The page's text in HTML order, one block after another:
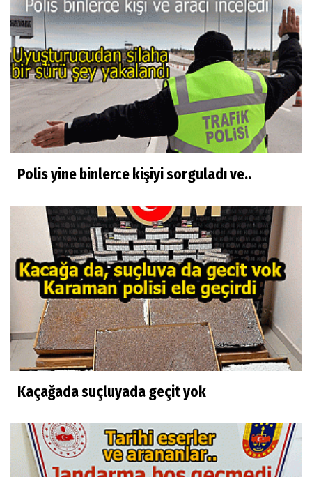
Polis yine binlerce kişiyi sorguladı ve..
Kaçağada suçluyada geçit yok